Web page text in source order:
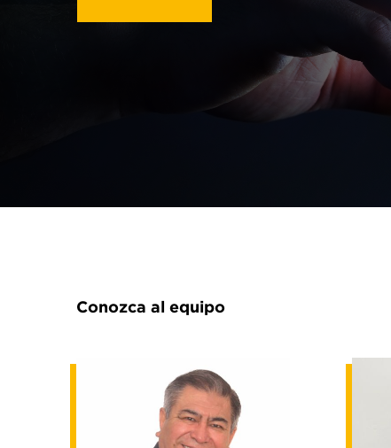
Conozca al equipo